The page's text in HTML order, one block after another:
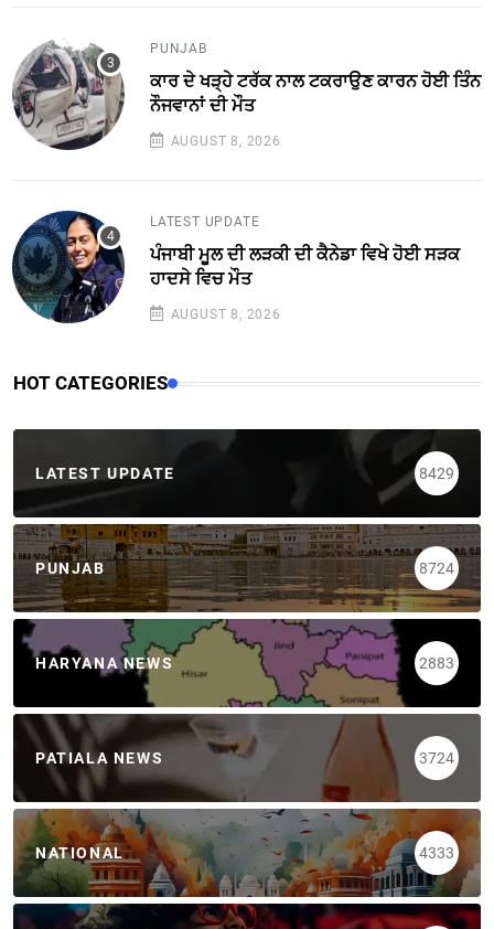
PUNJAB
ਕਾਰ ਦੇ ਖੜ੍ਹੇ ਟਰੱਕ ਨਾਲ ਟਕਰਾਉਣ ਕਾਰਨ ਹੋਈ ਤਿੰਨ
ਨੌਜਵਾਨਾਂ ਦੀ ਮੌਤ
AUGUST 8, 2026
LATEST UPDATE
ਪੰਜਾਬੀ ਮੂਲ ਦੀ ਲੜਕੀ ਦੀ ਕੈਨੇਡਾ ਵਿਖੇ ਹੋਈ ਸੜਕ
ਹਾਦਸੇ ਵਿਚ ਮੌਤ
AUGUST 8, 2026
HOT CATEGORIES
LATEST UPDATE 8429
PUNJAB 8724
HARYANA NEWS 2883
PATIALA NEWS 3724
NATIONAL 4333